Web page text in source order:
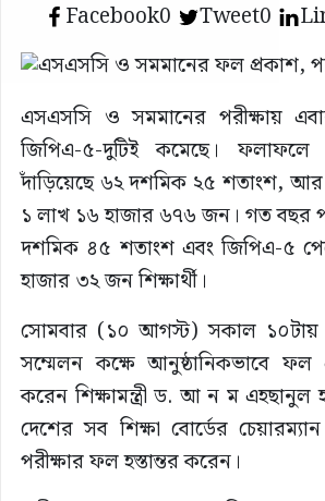
Facebook0 Tweet0
এসএসসি ও সমমানের পরীক্ষায়
জিপিএ-৫-দুটিই কমেছে।
দাঁড়িয়েছে ৬২ দশমিক ২৫ শতাংশ,
১ লাখ ১৬ হাজার ৬৭৬ জন। গত বছর
দশমিক ৪৫ শতাংশ এবং জিপিএ-৫
হাজার ৩২ জন শিক্ষার্থী।
সোমবার (১০ আগস্ট) সকাল ১০টায়
সম্মেলন কক্ষে আনুষ্ঠানিকভাবে ফল
করেন শিক্ষামন্ত্রী ড. আ ন ম
দেশের সব শিক্ষা বোর্ডের চেয়ারম্যান
পরীক্ষার ফল হস্তান্তর করেন।